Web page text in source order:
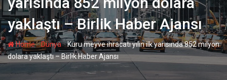
yaklaştı – Birlik Haber Ajansı
Home-Dünya-Kuru meyve ihracatı yılın ilk yarısında 852 milyon
dolara yaklaştı – Birlik Haber Ajansı